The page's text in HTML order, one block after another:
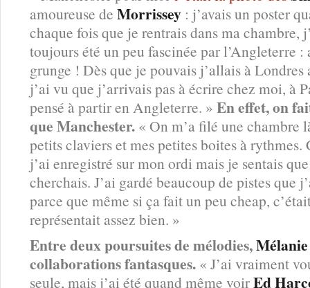
amoureuse de Morrissey : j’avais un poster
chaque fois que je rentrais dans ma chambre,
toujours été un peu fascinée par l’Angleterre :
grunge ! Dès que je pouvais j’allais à Londres
j’ai vu que j’arrivais pas à écrire chez moi, à
pensé à partir en Angleterre. » En effet, on
que Manchester. « On m’a filé une chambre
petits claviers et mes petites boites à rythmes.
j’ai enregistré sur mon ordi mais je sentais
cherchais. J’ai gardé beaucoup de pistes que
parce que même si ça fait un peu cheap,
représentait assez bien. »
Entre deux poursuites de mélodies,
collaborations fantasques. « J’ai vraiment
seule, mais j’ai été quand même voirEd